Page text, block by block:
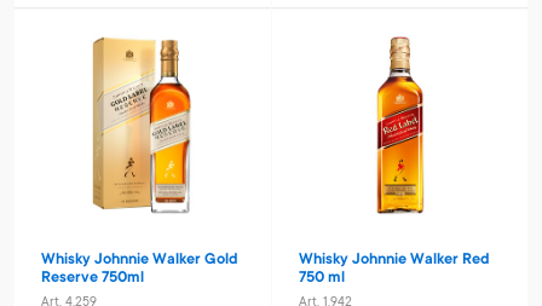
Whisky Johnnie Walker Gold
Reserve 750ml
Whisky Johnnie Walker Red
750 ml